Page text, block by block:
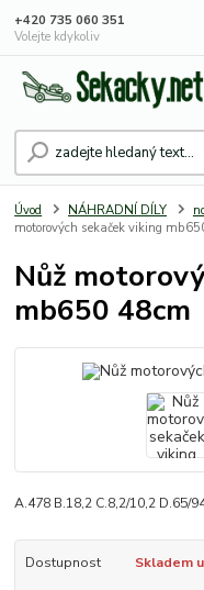
+420 735 060 351
Volejte kdykoliv
Úvod NÁHRADNÍ DÍLY
motorových sekaček viking
Nůž
mb650 48cm
A.478 B.18,2 C.8,2/10,2 D.65/
Dostupnost Skladem